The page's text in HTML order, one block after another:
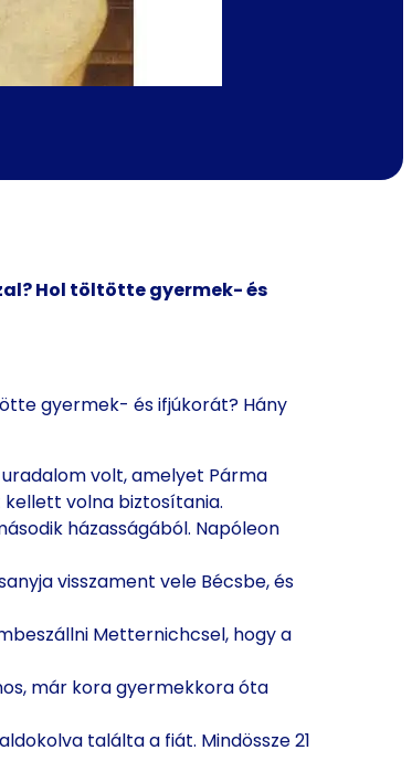
Hol töltötte gyermek- és
gyermek- és ifjúkorát? Hány
volt, amelyet Párma
kellett volna biztosítania.
házasságából. Napóleon
visszament vele Bécsbe, és
Metternichcsel, hogy a
már kora gyermekkora óta
találta a fiát. Mindössze 21